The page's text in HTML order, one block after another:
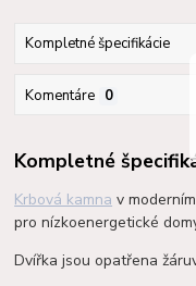
Kompletné špecifikácie
Komentáre 0
Kompletné
Krbová kamna v
pro nízkoenergetické
Dvířka jsou opatřena